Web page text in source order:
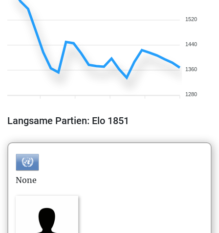
1520
1440
1360
1280
Langsame Partien: Elo 1851
None